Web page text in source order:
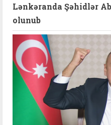
Lənkəranda Şəhidlər
olunub